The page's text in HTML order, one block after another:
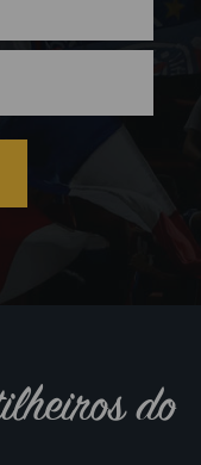
do